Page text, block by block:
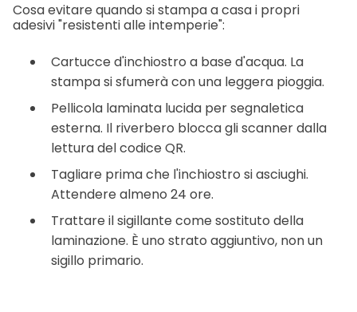
Cosa evitare quando si stampa a casa i propri
adesivi "resistenti alle intemperie":
Cartucce d'inchiostro a base d'acqua. La
stampa si sfumerà con una leggera pioggia.
Pellicola laminata lucida per segnaletica
esterna. Il riverbero blocca gli scanner dalla
lettura del codice QR.
Tagliare prima che l'inchiostro si asciughi.
Attendere almeno 24 ore.
Trattare il sigillante come sostituto della
laminazione. È uno strato aggiuntivo, non un
sigillo primario.